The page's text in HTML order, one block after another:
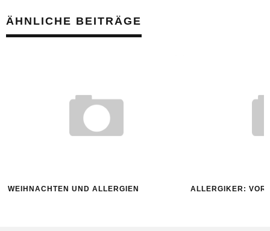
ÄHNLICHE BEITRÄGE
WEIHNACHTEN UND ALLERGIEN ALLERGIKER: